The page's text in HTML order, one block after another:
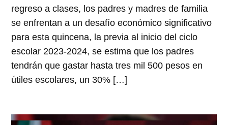
regreso a clases, los padres y madres de familia
se enfrentan a un desafío económico significativo
para esta quincena, la previa al inicio del ciclo
escolar 2023-2024, se estima que los padres
tendrán que gastar hasta tres mil 500 pesos en
útiles escolares, un 30% […]